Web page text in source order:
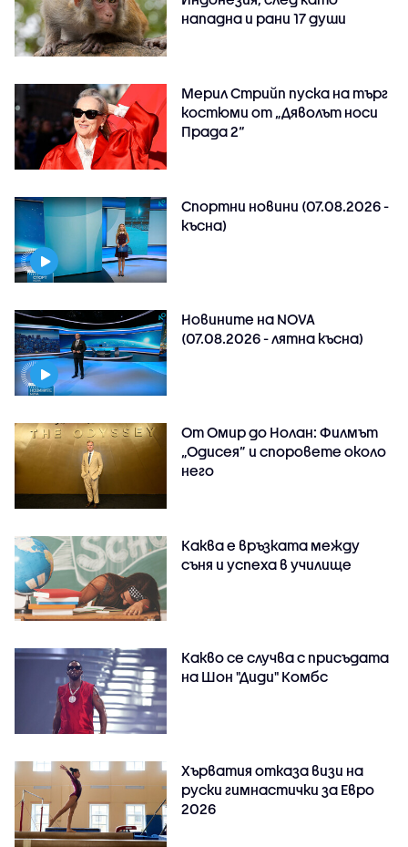
нападна и рани 17 души
Мерил Стрийп пуска на търг
костюми от „Дяволът носи
Прада 2“
Спортни новини (07.08.2026 -
късна)
Новините на NOVA
(07.08.2026 - лятна късна)
От Омир до Нолан: Филмът
„Одисея” и споровете около
него
Каква е връзката между
съня и успеха в училище
Какво се случва с присъдата
на Шон "Диди" Комбс
Хърватия отказа визи на
руски гимнастички за Евро
2026